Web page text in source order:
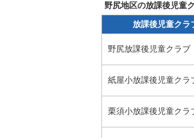
野尻地区の放課後児童
放課後児童クラ
野尻放課後児童クラブ
紙屋小放課後児童クラ
栗須小放課後児童クラ